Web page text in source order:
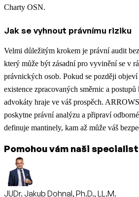
Charty OSN.
Jak se vyhnout právnímu riziku
Velmi důležitým krokem je právní audit
který může být zásadní pro vyvinění se v
právnických osob. Pokud se později
existence zpracovaných směrnic a
advokáty hraje ve váš prospěch.
poskytne právní analýzu a připraví
definuje mantinely, kam až může váš
Pomohou vám naši
JUDr. Jakub Dohnal, Ph.D., LL.M.